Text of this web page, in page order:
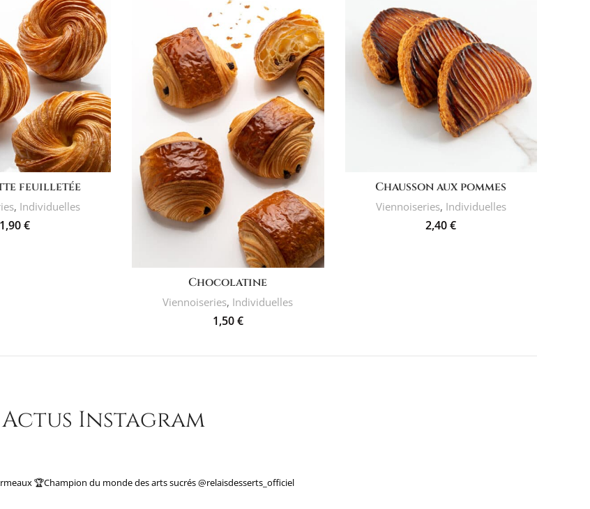
feuilletée
, Individuelles
1,90€
AJOUTER AU PANIER
Chocolatine
Viennoiseries, Individuelles
1,50€
Chausson aux pommes
Viennoiseries, Individuelles
2,40€
Actus Instagram
🏆Champion du monde des arts sucrés@relaisdesserts_officiel